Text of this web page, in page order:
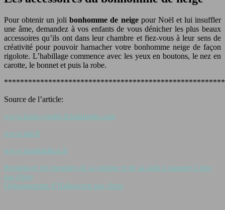
Pour obtenir un joli bonhomme de neige pour Noël et lui insuffler
une âme, demandez à vos enfants de vous dénicher les plus beaux
accessoires qu’ils ont dans leur chambre et fiez-vous à leur sens de
créativité pour pouvoir harnacher votre bonhomme neige de façon
rigolote. L’habillage commence avec les yeux en boutons, le nez en
carotte, le bonnet et puis la robe.
Source de l’article:
www.loisir-creatif-fr.buttinette.com
www.tati.fr
www.monkitdeco.fr
Remplacer les meubles de sa cuisine et de sa salle à manger à prix
pas chers
Déguisements d’Halloween pas chers